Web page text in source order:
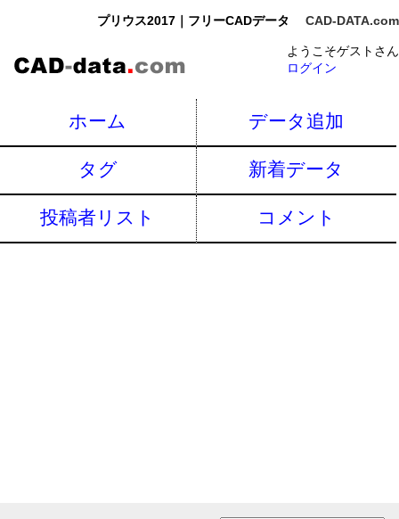
プリウス2017｜フリーCADデータ CAD-DATA.com
ようこそゲストさん
ログイン
ホーム データ追加
タグ 新着データ
投稿者リスト コメント